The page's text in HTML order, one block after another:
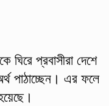
প্রবাসীরা দেশে
পাঠাচ্ছেন। এর ফলে